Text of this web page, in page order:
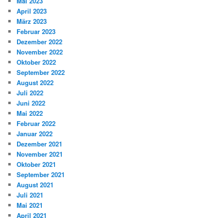
April 2023
März 2023
Februar 2023
Dezember 2022
November 2022
Oktober 2022
September 2022
August 2022
Juli 2022
Juni 2022
Mai 2022
Februar 2022
Januar 2022
Dezember 2021
November 2021
Oktober 2021
September 2021
August 2021
Juli 2021
Mai 2021
April 2021